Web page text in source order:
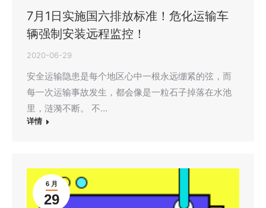
7月1日实施国六排放标准！危化运输车
辆强制安装远程监控！
2020-06-29
安全运输隐患是每个地区心中一根永远绷紧的弦，而
每一次运输事故发生，都会像是一粒石子掉落在水池
里，涟漪不断。 不…
详情
6 月
29